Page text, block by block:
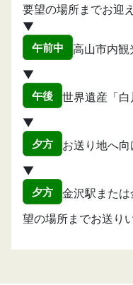
要望の場所までお迎
▼
午前中
高山市内観
▼
午後
世界遺産「白
▼
夕方
お送り地へ
▼
夕方
金沢駅また
望の場所までお送り